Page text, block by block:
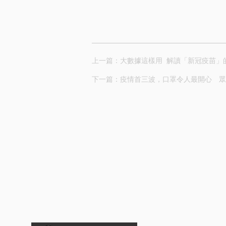
上一篇：大數據這樣用 解讀「新冠疫苗」
下一篇：疫情首三波，口罩令人最開心 眾